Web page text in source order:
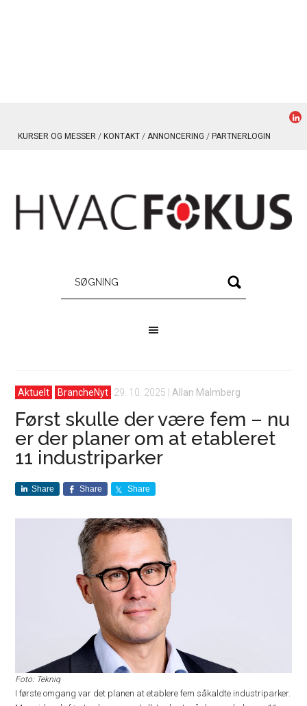
KURSER OG MESSER KONTAKT ANNONCERING PARTNERLOGIN
Aktuelt BrancheNyt 29. 10. 2025 Allan Malmberg
Først skulle der være fem – nu
er der planer om at etableret
11 industriparker
Share Share Share
Foto: Tekniq
I første omgang var det planen at etablere fem såkaldte industriparker.